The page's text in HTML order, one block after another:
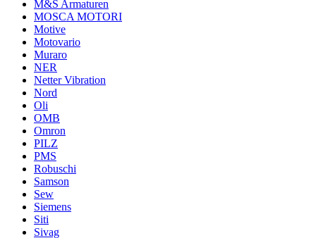
M&S Armaturen
MOSCA MOTORI
Motive
Motovario
Muraro
NER
Netter Vibration
Nord
Oli
OMB
Omron
PILZ
PMS
Robuschi
Samson
Sew
Siemens
Siti
Sivag